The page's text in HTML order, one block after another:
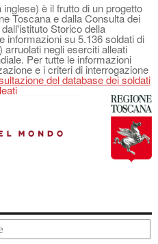
è il frutto di un progetto
Toscana e dalla Consulta dei
Storico della
informazioni su 5.136 soldati di
negli eserciti alleati
Per tutte le informazioni
e i criteri di interrogazione
del database dei soldati